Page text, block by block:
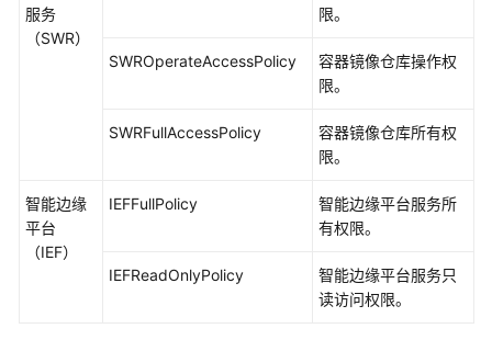
服务
（SWR）
限。
SWROperateAccessPolicy
容器镜像仓库操作权
限。
SWRFullAccessPolicy
容器镜像仓库所有权
限。
智能边缘
平台
（IEF）
IEFFullPolicy 智能边缘平台服务所
有权限。
IEFReadOnlyPolicy 智能边缘平台服务只
读访问权限。